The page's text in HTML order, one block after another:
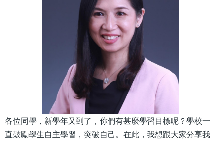
各位同學，新學年又到了，你們有甚麼學習目標呢？學校一
直鼓勵學生自主學習，突破自己。在此，我想跟大家分享我